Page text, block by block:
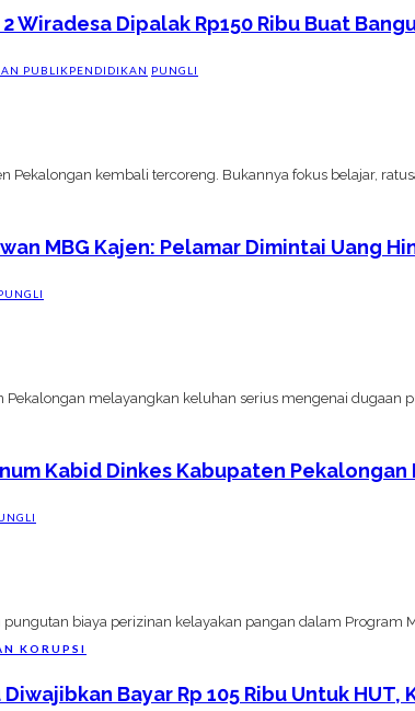
2 Wiradesa Dipalak Rp150 Ribu Buat
PUBLIKPENDIDIKAN PUNGLI
Pekalongan kembali tercoreng. Bukannya fokus belajar,
MBG Kajen: Pelamar Dimintai Uang
Pekalongan melayangkan keluhan serius mengenai
Kabid Dinkes Kabupaten
biaya perizinan kelayakan pangan dalam Program
KORUPSI
Bayar Rp 105 Ribu Untuk HUT,